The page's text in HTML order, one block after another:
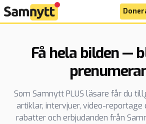
Få hela bilden —
Som Samnytt PLUS läsare får du
artiklar, intervjuer, video-reportage
rabatter och erbjudanden från